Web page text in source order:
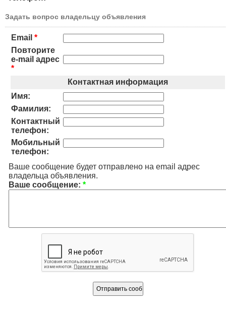
Задать вопрос владельцу объявления
Email *
Повторите
e-mail адрес
*
Контактная информация
Имя:
Фамилия:
Контактный
телефон:
Мобильный
телефон:
Ваше сообщение будет отправлено на email адрес
владельца объявления.
Ваше сообщение: *